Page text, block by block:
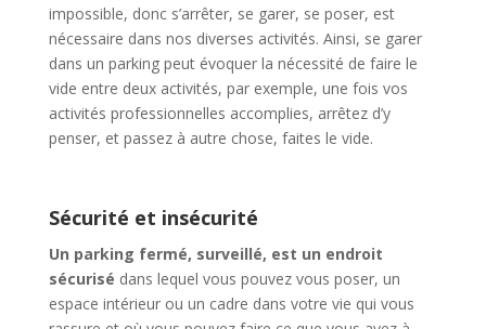
impossible, donc s’arrêter, se garer, se poser, est
nécessaire dans nos diverses activités. Ainsi, se garer
dans un parking peut évoquer la nécessité de faire le
vide entre deux activités, par exemple, une fois vos
activités professionnelles accomplies, arrêtez d’y
penser, et passez à autre chose, faites le vide.
Sécurité et insécurité
Un parking fermé, surveillé, est un endroit
sécurisé dans lequel vous pouvez vous poser, un
espace intérieur ou un cadre dans votre vie qui vous